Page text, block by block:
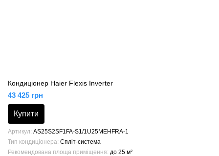
Кондиціонер Haier Flexis Inverter
43 425 грн
Купити
Артикул AS25S2SF1FA-S1/1U25MEHFRA-1
Тип кондиціонера Спліт-система
Рекомендована площа приміщення до 25 м²